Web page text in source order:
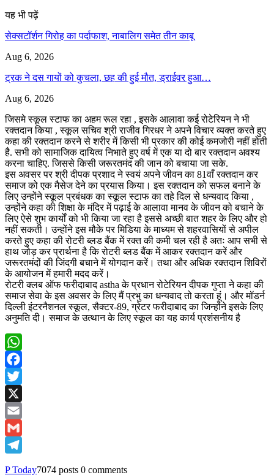
यह भी पढ़ें
सेक्सटॉर्शन गिरोह का पर्दाफाश, नाबालिग समेत तीन काबू
Aug 6, 2026
ट्रक ने दस गायों को कुचला, छह की हुई मौत, ड्राईवर हुआ…
Aug 6, 2026
जिसमे स्कूल स्टाफ का अहम रूल रहा , इसके आलावा कई रोटेरियन ने भी
रक्तदान किया , स्कूल सचिव श्री राजीव गिरधर ने अपने विचार व्यक्त करते हुए
कहा की रक्तदान करने से शरीर में किसी भी प्रकार की कोई कमजोरी नहीं होती
है. सभी को सामाजिक दायित्व निभाते हुए वर्ष में एक या दो बार रक्तदान अवश्य
करना चाहिए. जिससे किसी जरूरतमंद की जान को बचाया जा सके.
इस अवसर पर श्री दीपक प्रशाद ने स्वयं अपने जीवन का 81वाँ रक्तदान कर
समाज को एक मैसेज देने का प्रयास किया। इस रक्तदान को सफल बनाने के
लिए उन्होंने स्कूल प्रबंधक का स्कूल स्टाफ का तहे दिल से धन्यवाद किया ,
उन्होंने कहा की शिक्षा के मंदिर में पढ़ाई के आलावा मानव के जीवन को बचाने के
लिए ऐसे शुभ कार्यों को भी किया जा रहा है इससे अच्छी बात शहर के लिए और हो
नहीं सकती। उन्होंने इस मौके पर मिडिया के माध्यम से शहरवासियों से अपील
करते हुए कहा की रोटरी ब्लड बैंक में रक्त की कमी चल रही है अतः आप सभी से
हाथ जोड़ कर प्रार्थना है कि रोटरी ब्लड बैंक में आकर रक्तदान करें और
जरूरतमंदों की जिंदगी बचाने में योगदान करें। तथा और अधिक रक्तदान शिविरों
के आयोजन में हमारी मदद करें।
रोटरी क्लब ऑफ फरीदाबाद astha के प्रधान रोटेरियन दीपक गुप्ता ने कहा की
समाज सेवा के इस अवसर के लिए मैं प्रभु का धन्यवाद तो करता हूं। और मॉडर्न
दिल्ली इंटरनैशनल स्कूल, सैक्टर-89, ग्रेटर फरीदाबाद का जिन्होंने इसके लिए
अनुमति दी। समाज के उत्थान के लिए स्कूल का यह कार्य प्रशंसनीय है
WhatsApp
Facebook
Twitter
X
Email
Gmail
P Today7074 posts 0 comments